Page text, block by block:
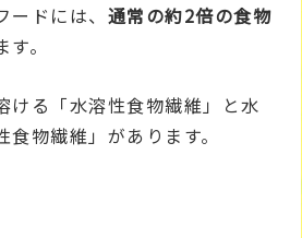
ドには、 通常の約2倍の食物
。
ける「水溶性食物繊維」と水
物繊維」があります。